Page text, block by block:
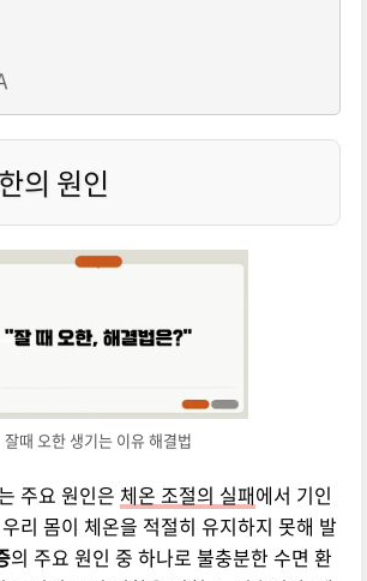
의 원인
잘때 오한 생기는 이유 해결법
주요 원인은 체온 조절의 실패에서 기인
리 몸이 체온을 적절히 유지하지 못해 발
의 주요 원인 중 하나로 불충분한 수면 환